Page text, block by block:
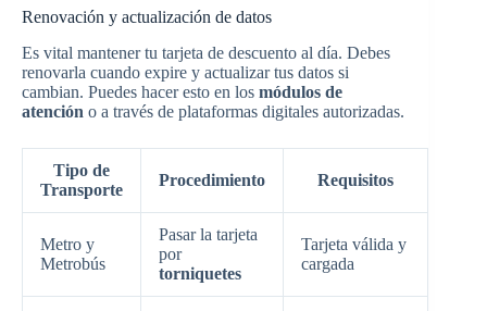
Renovación y actualización de datos
Es vital mantener tu tarjeta de descuento al día. Debes
renovarla cuando expire y actualizar tus datos si
cambian. Puedes hacer esto en los módulos de
atención o a través de plataformas digitales autorizadas.
Tipo de
Transporte
Procedimiento Requisitos
Metro y
Metrobús
Pasar la tarjeta
por
torniquetes
Tarjeta válida y
cargada